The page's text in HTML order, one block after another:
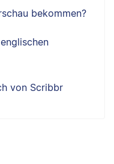
bekommen?
von Scribbr